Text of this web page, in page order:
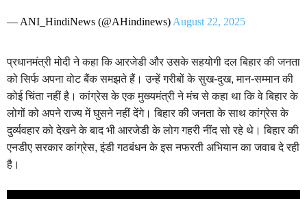
— ANI_HindiNews (@AHindinews) August 22, 2025
प्रधानमंत्री मोदी ने कहा कि आरजेडी और उसके सहयोगी दल बिहार की जनता
को सिर्फ अपना वोट बैंक समझते हैं। उन्हें गरीबों के सुख-दुख, मान-सम्मान की
कोई चिंता नहीं है। कांग्रेस के एक मुख्यमंत्री ने मंच से कहा था कि वे बिहार के
लोगों को अपने राज्य में घुसने नहीं देंगे। बिहार की जनता के साथ कांग्रेस के
दुर्व्यवहार को देखने के बाद भी आरजेडी के लोग गहरी नींद सो रहे थे। बिहार की
एनडीए सरकार कांग्रेस, इंडी गठबंधन के इस नफरती अभियान का जवाब दे रही
है।